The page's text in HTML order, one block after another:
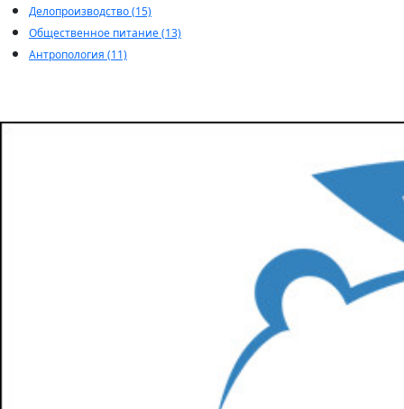
Делопроизводство (15)
Общественное питание (13)
Антропология (11)